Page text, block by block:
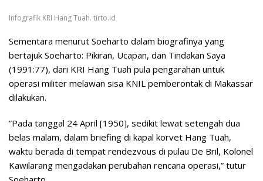
Infografik KRI Hang Tuah. tirto.id
Sementara menurut Soeharto dalam biografinya yang
bertajuk Soeharto: Pikiran, Ucapan, dan Tindakan Saya
(1991:77), dari KRI Hang Tuah pula pengarahan untuk
operasi militer melawan sisa KNIL pemberontak di Makassar
dilakukan.
”Pada tanggal 24 April [1950], sedikit lewat setengah dua
belas malam, dalam briefing di kapal korvet Hang Tuah,
waktu berada di tempat rendezvous di pulau De Bril, Kolonel
Kawilarang mengadakan perubahan rencana operasi,” tutur